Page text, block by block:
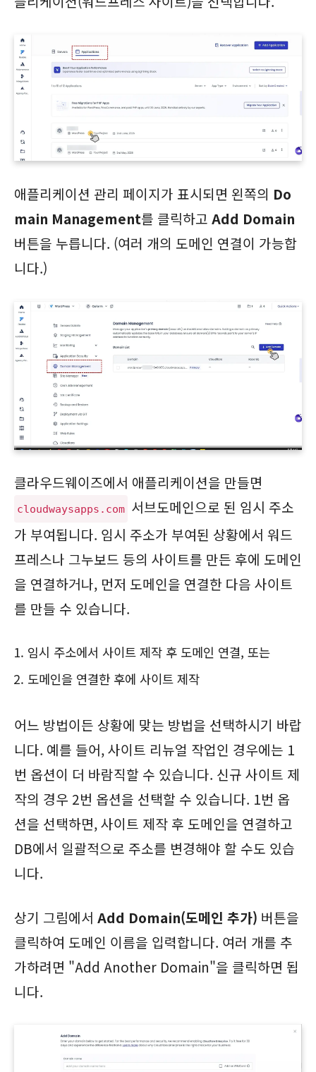
애플리케이션 관리 페이지가 표시되면 왼쪽의 Do
main Management를 클릭하고 Add Domain
버튼을 누릅니다. (여러 개의 도메인 연결이 가능합
니다.)
클라우드웨이즈에서 애플리케이션을 만들면
cloudwaysapps.com 서브도메인으로 된 임시 주소
가 부여됩니다. 임시 주소가 부여된 상황에서 워드
프레스나 그누보드 등의 사이트를 만든 후에 도메인
을 연결하거나, 먼저 도메인을 연결한 다음 사이트
를 만들 수 있습니다.
임시 주소에서 사이트 제작 후 도메인 연결, 또는
도메인을 연결한 후에 사이트 제작
어느 방법이든 상황에 맞는 방법을 선택하시기 바랍
니다. 예를 들어, 사이트 리뉴얼 작업인 경우에는 1
번 옵션이 더 바람직할 수 있습니다. 신규 사이트 제
작의 경우 2번 옵션을 선택할 수 있습니다. 1번 옵
션을 선택하면, 사이트 제작 후 도메인을 연결하고
DB에서 일괄적으로 주소를 변경해야 할 수도 있습
니다.
상기 그림에서 Add Domain(도메인 추가) 버튼을
클릭하여 도메인 이름을 입력합니다. 여러 개를 추
가하려면 "Add Another Domain"을 클릭하면 됩
니다.